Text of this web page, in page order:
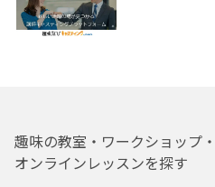
趣味の教室・ワークショップ・
オンラインレッスンを探す